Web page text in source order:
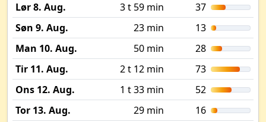
Lør 8. Aug.
3 t 59 min
37
Søn 9. Aug.
23 min
13
Man 10. Aug.
50 min
28
Tir 11. Aug.
2 t 12 min
73
Ons 12. Aug.
1 t 33 min
52
Tor 13. Aug.
29 min
16